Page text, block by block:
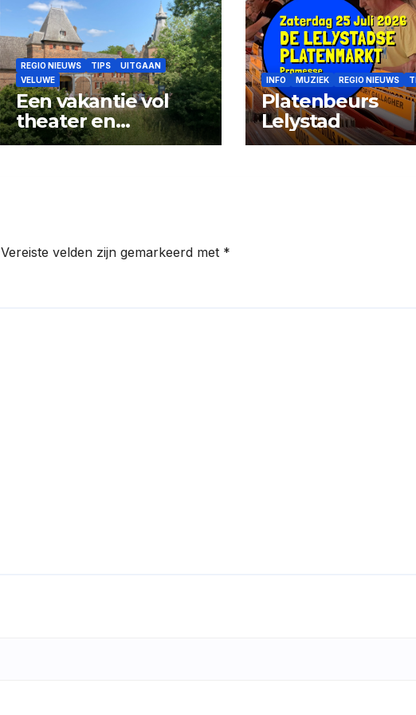
REGIO NIEUWS TIPS
UITGAAN
VELUWE
Een vakantie vol
theater en
avontuur op kasteel
INFO MUZIEK REGIO NIEUWS
Platenbeurs
Lelystad
Vereiste velden zijn gemarkeerd met *